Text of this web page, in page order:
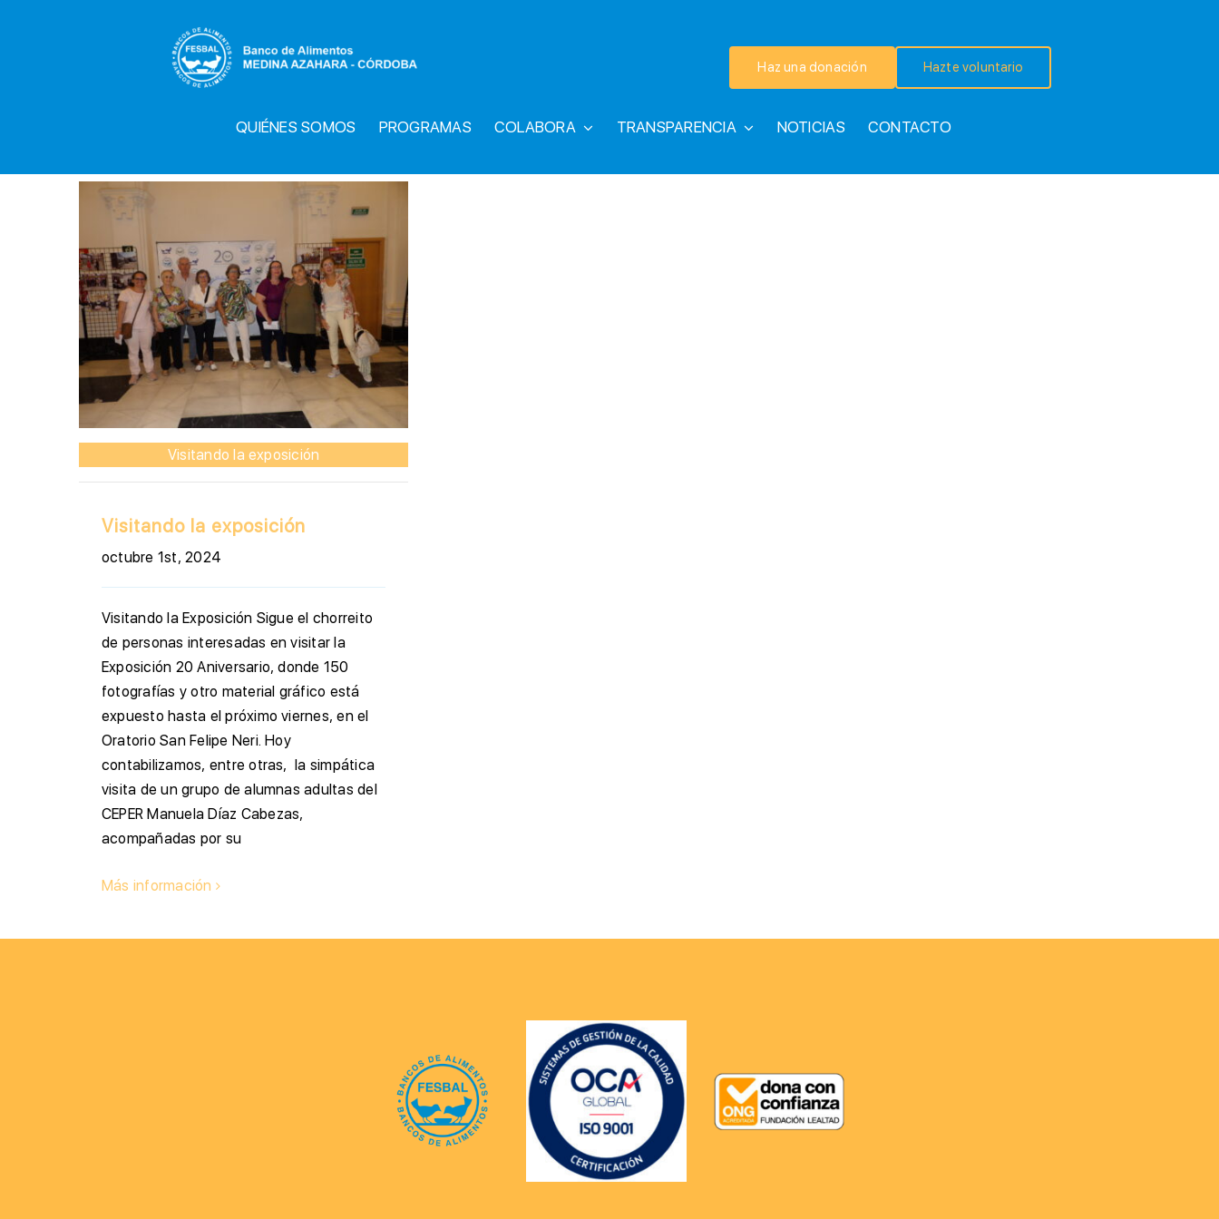
Haz una donación Hazte voluntario
QUIÉNES SOMOS PROGRAMAS COLABORA TRANSPARENCIA NOTICIAS CONTACTO
Visitando la exposición
Visitando la exposición
octubre 1st, 2024
Visitando la Exposición Sigue el chorreito
de personas interesadas en visitar la
Exposición 20 Aniversario, donde 150
fotografías y otro material gráfico está
expuesto hasta el próximo viernes, en el
Oratorio San Felipe Neri. Hoy
contabilizamos, entre otras, la simpática
visita de un grupo de alumnas adultas del
CEPER Manuela Díaz Cabezas,
acompañadas por su
Más información